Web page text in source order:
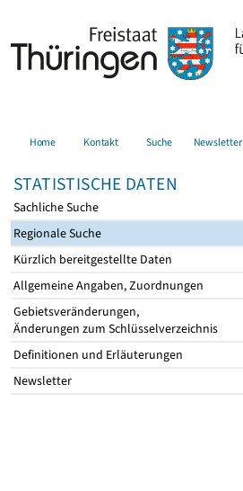
Home Kontakt Suche Newsletter
STATISTISCHE DATEN
Sachliche Suche
Regionale Suche
Kürzlich bereitgestellte Daten
Allgemeine Angaben, Zuordnungen
Gebietsveränderungen,
Änderungen zum Schlüsselverzeichnis
Definitionen und Erläuterungen
Newsletter